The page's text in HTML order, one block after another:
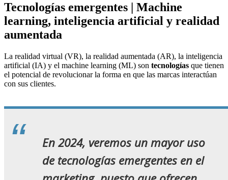
Tecnologías emergentes | Machine
learning, inteligencia artificial y realidad
aumentada
La realidad virtual (VR), la realidad aumentada (AR), la inteligencia
artificial (IA) y el machine learning (ML) son tecnologías que tienen
el potencial de revolucionar la forma en que las marcas interactúan
con sus clientes.
En 2024, veremos un mayor uso
de tecnologías emergentes en el